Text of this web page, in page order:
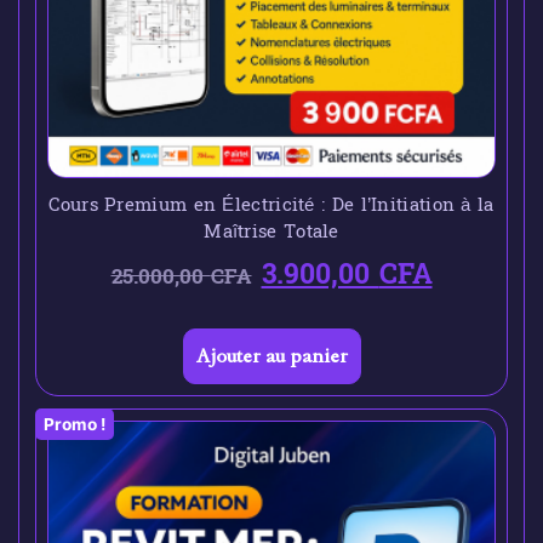
Cours Premium en Électricité : De l’Initiation à la
Maîtrise Totale
25.000,00CFA 3.900,00CFA
Ajouter au panier
Promo !